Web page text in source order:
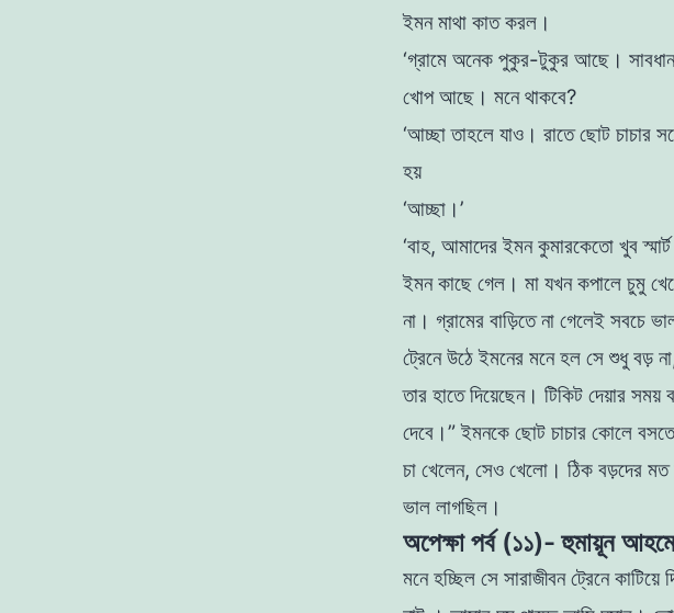
ইমন মাথা কাত করল।
‘গ্রামে অনেক পুকুর-টুকুর আছে।
খােপ আছে। মনে থাকবে?
‘আচ্ছা তাহলে যাও। রাতে ছােট চাচার
হয়
‘আচ্ছা।’
‘বাহ, আমাদের ইমন কুমারকেতাে খুব
ইমন কাছে গেল। মা যখন কপালে চুমু
না। গ্রামের বাড়িতে না গেলেই সবচে
ট্রেনে উঠে ইমনের মনে হল সে শুধু বড়
তার হাতে দিয়েছেন। টিকিট দেয়ার সময়
দেবে।” ইমনকে ছােট চাচার কোলে
চা খেলেন, সেও খেলাে। ঠিক বড়দের
ভাল লাগছিল।
অপেক্ষা পর্ব (১১)- হুমায়ূন
মনে হচ্ছিল সে সারাজীবন ট্রেনে